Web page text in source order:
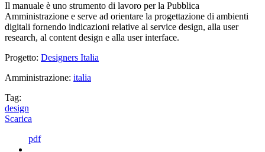
Il manuale è uno strumento di lavoro per la Pubblica
Amministrazione e serve ad orientare la progettazione di ambienti
digitali fornendo indicazioni relative al service design, alla user
research, al content design e alla user interface.
Progetto: Designers Italia
Amministrazione: italia
Tag:
design
Scarica
pdf